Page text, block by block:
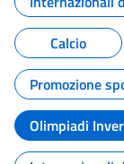
Calcio
Promozione
Olimpiadi